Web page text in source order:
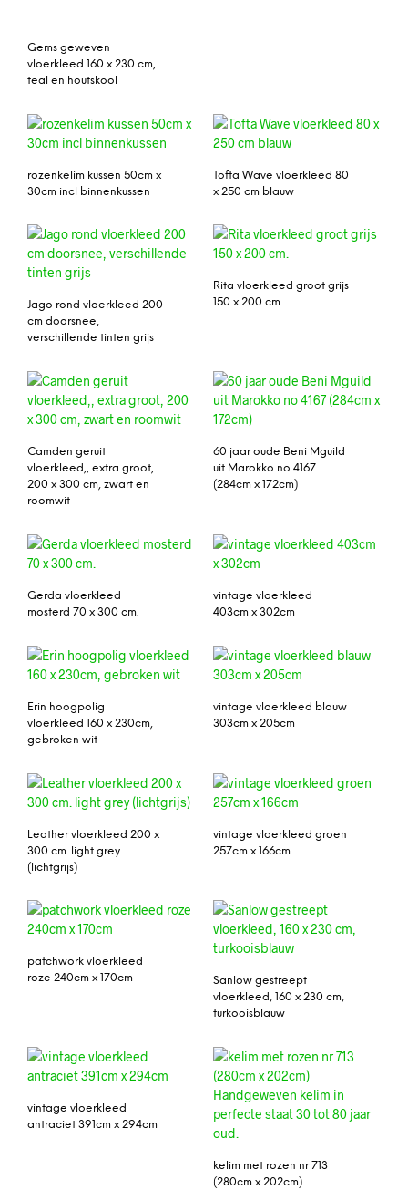
Gems geweven
vloerkleed 160 x 230 cm,
teal en houtskool
rozenkelim kussen 50cm x
30cm incl binnenkussen
Tofta Wave vloerkleed 80
x 250 cm blauw
Jago rond vloerkleed 200
cm doorsnee,
verschillende tinten grijs
Rita vloerkleed groot grijs
150 x 200 cm.
Camden geruit
vloerkleed,, extra groot,
200 x 300 cm, zwart en
roomwit
60 jaar oude Beni Mguild
uit Marokko no 4167
(284cm x 172cm)
Gerda vloerkleed
mosterd 70 x 300 cm.
vintage vloerkleed
403cm x 302cm
Erin hoogpolig
vloerkleed 160 x 230cm,
gebroken wit
vintage vloerkleed blauw
303cm x 205cm
Leather vloerkleed 200 x
300 cm. light grey
(lichtgrijs)
vintage vloerkleed groen
257cm x 166cm
patchwork vloerkleed
roze 240cm x 170cm
Sanlow gestreept
vloerkleed, 160 x 230 cm,
turkooisblauw
vintage vloerkleed
antraciet 391cm x 294cm
kelim met rozen nr 713
(280cm x 202cm)